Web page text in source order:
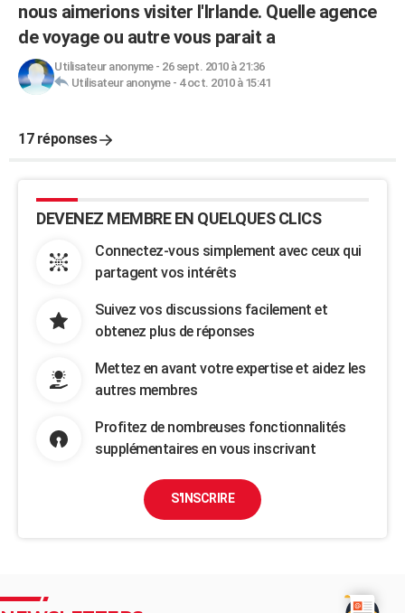
nous aimerions visiter l'Irlande. Quelle agence
de voyage ou autre vous parait a
Utilisateur anonyme- 26 sept. 2010 à 21:36
Utilisateur anonyme- 4 oct. 2010 à 15:41
17 réponses
DEVENEZ MEMBRE EN QUELQUES CLICS
Connectez-vous simplement avec ceux qui
partagent vos intérêts
Suivez vos discussions facilement et
obtenez plus de réponses
Mettez en avant votre expertise et aidez les
autres membres
Profitez de nombreuses fonctionnalités
supplémentaires en vous inscrivant
S'INSCRIRE